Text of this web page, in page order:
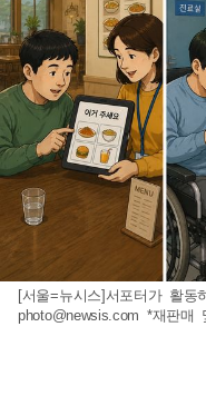
[서울=뉴시스]서포터가 활동
photo@newsis.com *재판매